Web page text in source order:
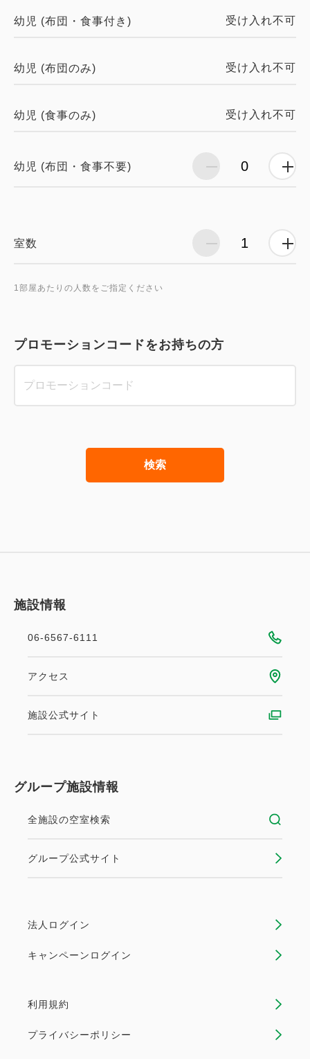
幼児 (布団・食事付き) 受け入れ不可
幼児 (布団のみ) 受け入れ不可
幼児 (食事のみ) 受け入れ不可
幼児 (布団・食事不要)
室数
1部屋あたりの人数をご指定ください
プロモーションコードをお持ちの方
検索
施設情報
06-6567-6111
アクセス
施設公式サイト
グループ施設情報
全施設の空室検索
グループ公式サイト
法人ログイン
キャンペーンログイン
利用規約
プライバシーポリシー